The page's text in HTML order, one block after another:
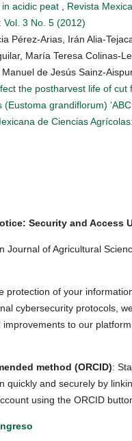
acidic peat , Revista
Vol. 3 No. 5 (2012)
Pérez-Arias, Irán Alia-
María Teresa Colinas-
de Jesús Sainz-
the postharvest life of cut
(Eustoma grandiflorum) ‘ABC
de Ciencias
Security and Access
Journal of Agricultural
protection of your
cybersecurity protocols,
improvements to our
method (ORCID):
quickly and securely by
using the ORCID